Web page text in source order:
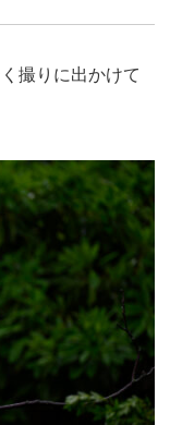
撮りに出かけて